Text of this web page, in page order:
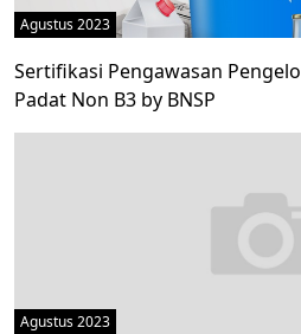
Agustus 2023
Sertifikasi Pengawasan
Padat Non B3 by BNSP
Agustus 2023